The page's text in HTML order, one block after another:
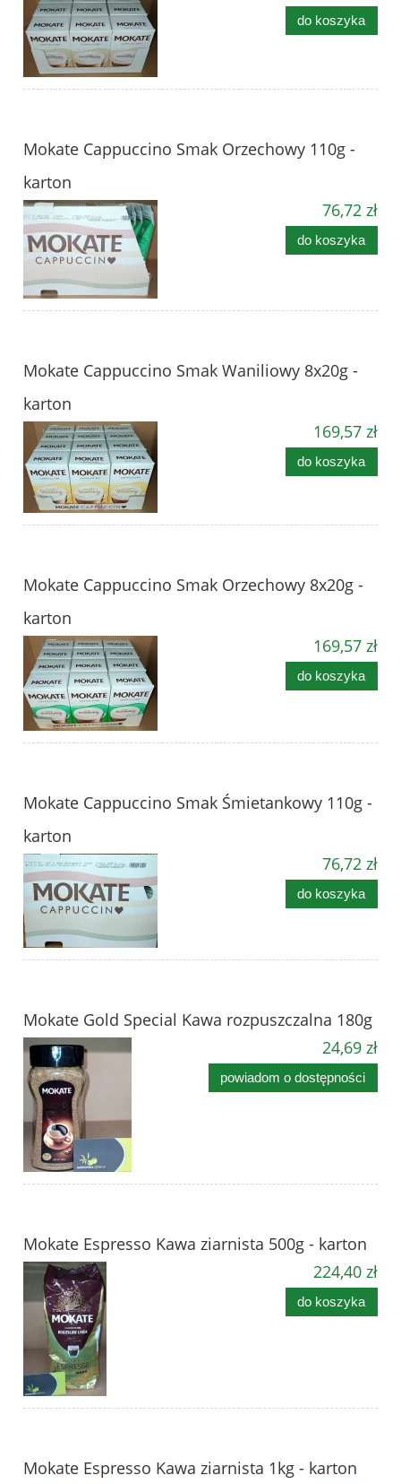
do koszyka
Mokate Cappuccino Smak Orzechowy 110g -
karton
76,72 zł
do koszyka
Mokate Cappuccino Smak Waniliowy 8x20g -
karton
169,57 zł
do koszyka
Mokate Cappuccino Smak Orzechowy 8x20g -
karton
169,57 zł
do koszyka
Mokate Cappuccino Smak Śmietankowy 110g -
karton
76,72 zł
do koszyka
Mokate Gold Special Kawa rozpuszczalna 180g
24,69 zł
powiadom o dostępności
Mokate Espresso Kawa ziarnista 500g - karton
224,40 zł
do koszyka
Mokate Espresso Kawa ziarnista 1kg - karton